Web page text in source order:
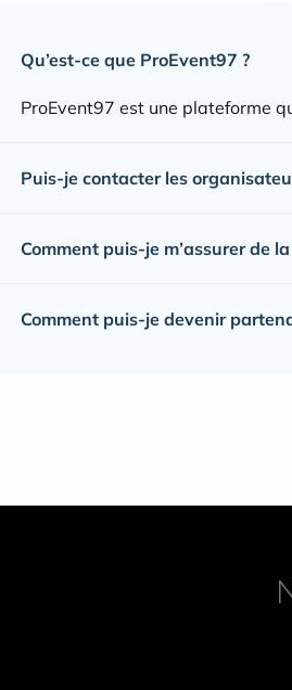
Qu’est-ce que ProEvent97 ?
ProEvent97 est une plateforme
Puis-je contacter les
Comment puis-je m’assurer de
Comment puis-je devenir